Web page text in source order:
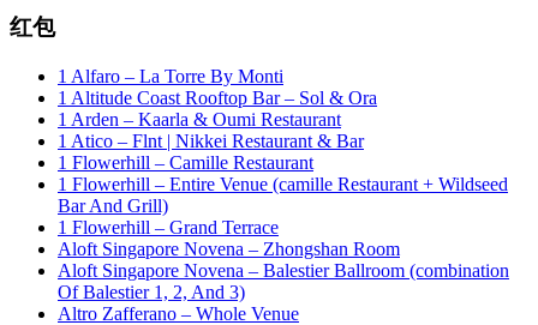
红包
1 Alfaro – La Torre By Monti
1 Altitude Coast Rooftop Bar – Sol & Ora
1 Arden – Kaarla & Oumi Restaurant
1 Atico – Flnt | Nikkei Restaurant & Bar
1 Flowerhill – Camille Restaurant
1 Flowerhill – Entire Venue (camille Restaurant + Wildseed
Bar And Grill)
1 Flowerhill – Grand Terrace
Aloft Singapore Novena – Zhongshan Room
Aloft Singapore Novena – Balestier Ballroom (combination
Of Balestier 1, 2, And 3)
Altro Zafferano – Whole Venue